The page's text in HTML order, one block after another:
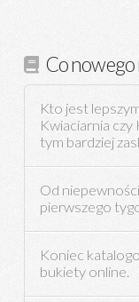
Co nowego
Kto jest
Kwiaciarnia czy
tym bardziej
Od
pierwszego
Koniec
bukiety online.